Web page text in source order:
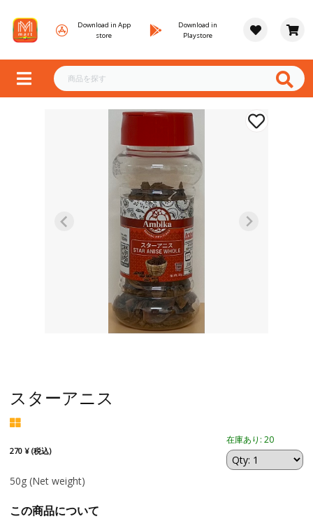
Download in App
store
Download in
Playstore
スターアニス
270 ¥ (税込)
在庫あり: 20
50g (Net weight)
この商品について